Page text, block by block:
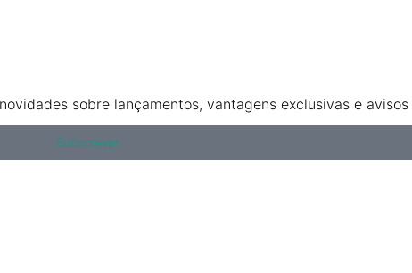
sobre lançamentos, vantagens exclusivas e
Subscrever